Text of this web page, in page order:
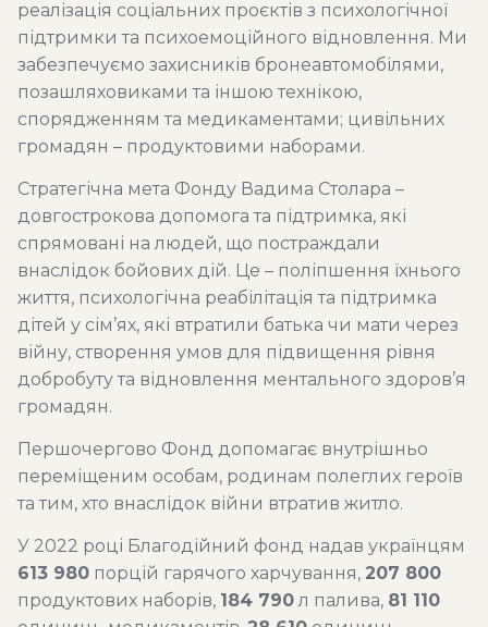
реалізація соціальних проєктів з психологічної
підтримки та психоемоційного відновлення. Ми
забезпечуємо захисників бронеавтомобілями,
позашляховиками та іншою технікою,
спорядженням та медикаментами; цивільних
громадян – продуктовими наборами.
Стратегічна мета Фонду Вадима Столара –
довгострокова допомога та підтримка, які
спрямовані на людей, що постраждали
внаслідок бойових дій. Це – поліпшення їхнього
життя, психологічна реабілітація та підтримка
дітей у сім’ях, які втратили батька чи мати через
війну, створення умов для підвищення рівня
добробуту та відновлення ментального здоров’я
громадян.
Першочергово Фонд допомагає внутрішньо
переміщеним особам, родинам полеглих героїв
та тим, хто внаслідок війни втратив житло.
У 2022 році Благодійний фонд надав українцям
613 980 порцій гарячого харчування, 207 800
продуктових наборів, 184 790 л палива, 81 110